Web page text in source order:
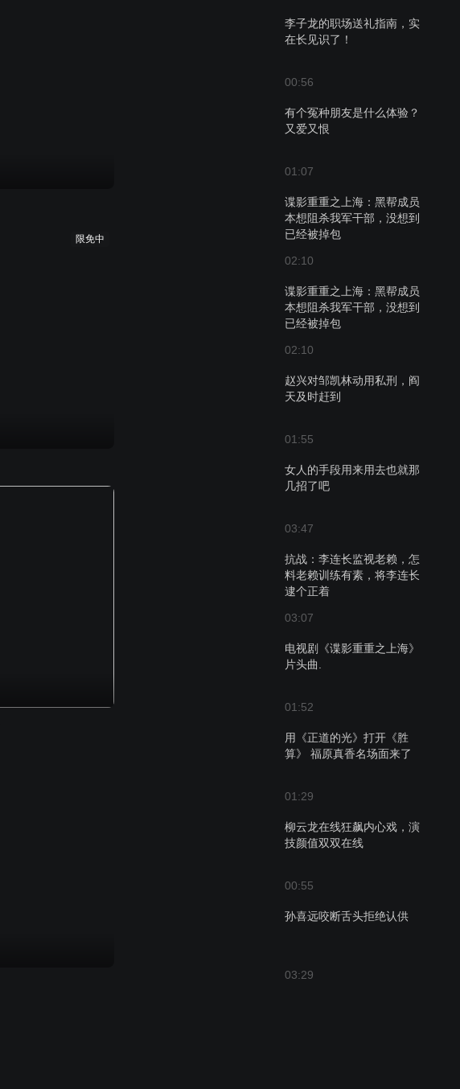
李子龙的职场送礼指南，实
在长见识了！
00:56
有个冤种朋友是什么体验？
又爱又恨
01:07
谍影重重之上海：黑帮成员
本想阻杀我军干部，没想到
已经被掉包
02:10
谍影重重之上海：黑帮成员
本想阻杀我军干部，没想到
已经被掉包
02:10
赵兴对邹凯林动用私刑，阎
天及时赶到
01:55
女人的手段用来用去也就那
几招了吧
03:47
抗战：李连长监视老赖，怎
料老赖训练有素，将李连长
逮个正着
03:07
电视剧《谍影重重之上海》
片头曲.
01:52
用《正道的光》打开《胜
算》 福原真香名场面来了
01:29
柳云龙在线狂飙内心戏，演
技颜值双双在线
00:55
孙喜远咬断舌头拒绝认供
03:29
限免中